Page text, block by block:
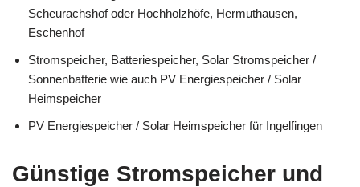
Scheurachshof oder Hochholzhöfe, Hermuthausen,
Eschenhof
Stromspeicher, Batteriespeicher, Solar Stromspeicher /
Sonnenbatterie wie auch PV Energiespeicher / Solar
Heimspeicher
PV Energiespeicher / Solar Heimspeicher für Ingelfingen
Günstige Stromspeicher und